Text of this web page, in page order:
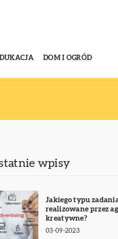
DOM I OGRÓD
wpisy
Jakiego typu
realizowane przez
kreatywne?
03-09-2023